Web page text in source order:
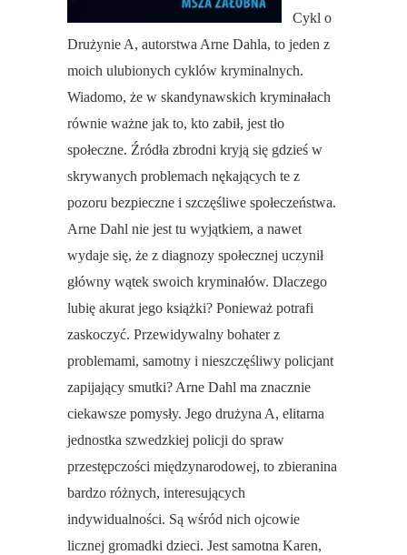
Cykl o
Drużynie A, autorstwa Arne Dahla, to jeden z
moich ulubionych cyklów kryminalnych.
Wiadomo, że w skandynawskich kryminałach
równie ważne jak to, kto zabił, jest tło
społeczne. Źródła zbrodni kryją się gdzieś w
skrywanych problemach nękających te z
pozoru bezpieczne i szczęśliwe społeczeństwa.
Arne Dahl nie jest tu wyjątkiem, a nawet
wydaje się, że z diagnozy społecznej uczynił
główny wątek swoich kryminałów. Dlaczego
lubię akurat jego książki? Ponieważ potrafi
zaskoczyć. Przewidywalny bohater z
problemami, samotny i nieszczęśliwy policjant
zapijający smutki? Arne Dahl ma znacznie
ciekawsze pomysły. Jego drużyna A, elitarna
jednostka szwedzkiej policji do spraw
przestępczości międzynarodowej, to zbieranina
bardzo różnych, interesujących
indywidualności. Są wśród nich ojcowie
licznej gromadki dzieci. Jest samotna Karen,